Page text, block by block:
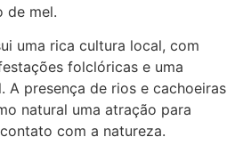
de mel.
uma rica cultura local, com
folclóricas e uma
A presença de rios e cachoeiras
natural uma atração para
com a natureza.
www.proaborto.com)
ser um corrimento normal
2026 17:19:47